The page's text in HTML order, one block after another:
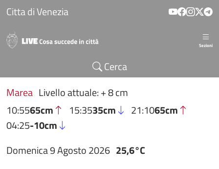
Salta al contenuto principale
Citta di Venezia
Sezioni
Cerca
Marea Livello attuale: + 8 cm
10:5565cm 15:3535cm 21:1065cm
04:25-10cm
Domenica 9 Agosto 2026 25,6°C